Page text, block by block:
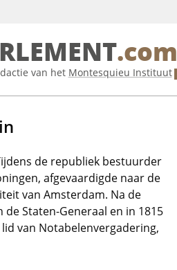
.com
van het Montesquieu Instituut
de republiek bestuurder
afgevaardigde naar de
van Amsterdam. Na de
Staten-Generaal en in 1815
van Notabelenvergadering,